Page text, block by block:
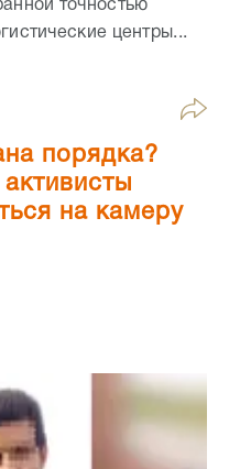
точностью
центры...
порядка?
на камеру